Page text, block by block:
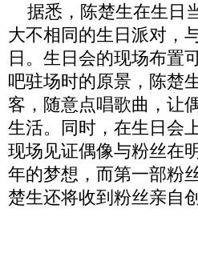
据悉，陈楚生在生日
大不相同的生日派对，
日。生日会的现场布置
吧驻场时的原景，陈楚
客，随意点唱歌曲，让
生活。同时，在生日会
现场见证偶像与粉丝在
年的梦想，而第一部粉
楚生还将收到粉丝亲自